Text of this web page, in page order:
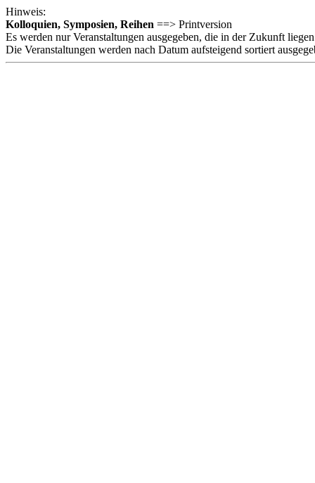
Hinweis:
Kolloquien, Symposien, Reihen ==> Printversion
Es werden nur Veranstaltungen ausgegeben, die in der Zukunft liegen
Die Veranstaltungen werden nach Datum aufsteigend sortiert